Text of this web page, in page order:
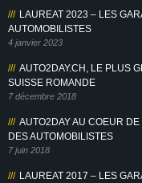
LAUREAT 2023 – LES
AUTOMOBILISTES
4 janvier 2023
AUTO2DAY.CH, LE PLUS
SUISSE ROMANDE
7 décembre 2018
AUTO2DAY AU COEUR
DES AUTOMOBILISTES
7 juin 2018
LAUREAT 2017 – LES